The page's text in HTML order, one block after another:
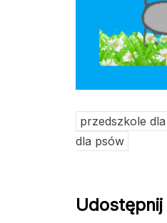
przedszkole
dla psów
Udostępnij